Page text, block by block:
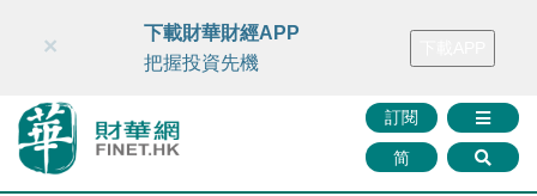
財華智庫網 FINTV FINMETA 財華證券 媒體矩陣
訂閱
简
×
下載財華財經APP
把握投資先機